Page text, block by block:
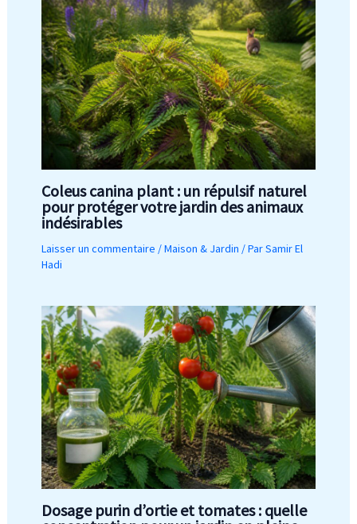
Coleus canina plant : un répulsif naturel
pour protéger votre jardin des animaux
indésirables
Laisser un commentaire /Maison & Jardin / ParSamir El
Hadi
Dosage purin d’ortie et tomates : quelle